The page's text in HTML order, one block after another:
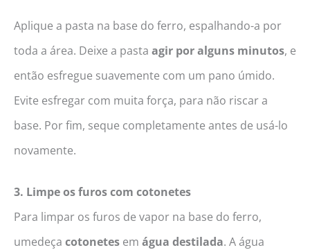
Aplique a pasta na base do ferro, espalhando-a por
toda a área. Deixe a pasta agir por alguns minutos, e
então esfregue suavemente com um pano úmido.
Evite esfregar com muita força, para não riscar a
base. Por fim, seque completamente antes de usá-lo
novamente.
3. Limpe os furos com cotonetes
Para limpar os furos de vapor na base do ferro,
umedeça cotonetes em água destilada. A água